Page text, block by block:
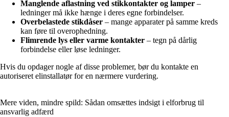
Manglende aflastning ved stikkontakter og lamper –
ledninger må ikke hænge i deres egne forbindelser.
Overbelastede stikdåser – mange apparater på samme kreds
kan føre til overophedning.
Flimrende lys eller varme kontakter – tegn på dårlig
forbindelse eller løse ledninger.
Hvis du opdager nogle af disse problemer, bør du kontakte en
autoriseret elinstallatør for en nærmere vurdering.
Mere viden, mindre spild: Sådan omsættes indsigt i elforbrug til
ansvarlig adfærd